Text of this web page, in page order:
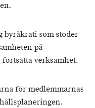
byråkrati som stöder
på
verksamhet.
för medlemmarnas